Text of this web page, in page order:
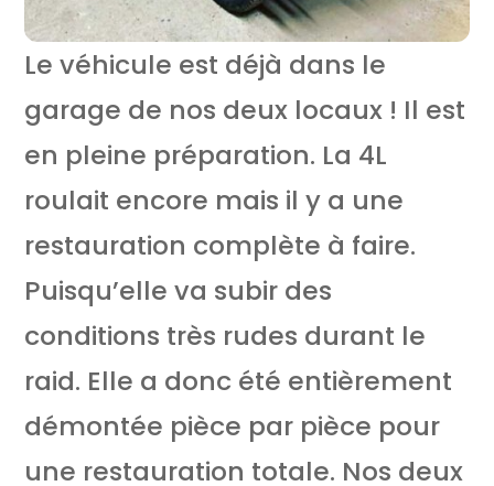
Le véhicule est déjà dans le
garage de nos deux locaux ! Il est
en pleine préparation. La 4L
roulait encore mais il y a une
restauration complète à faire.
Puisqu’elle va subir des
conditions très rudes durant le
raid. Elle a donc été entièrement
démontée pièce par pièce pour
une restauration totale. Nos deux